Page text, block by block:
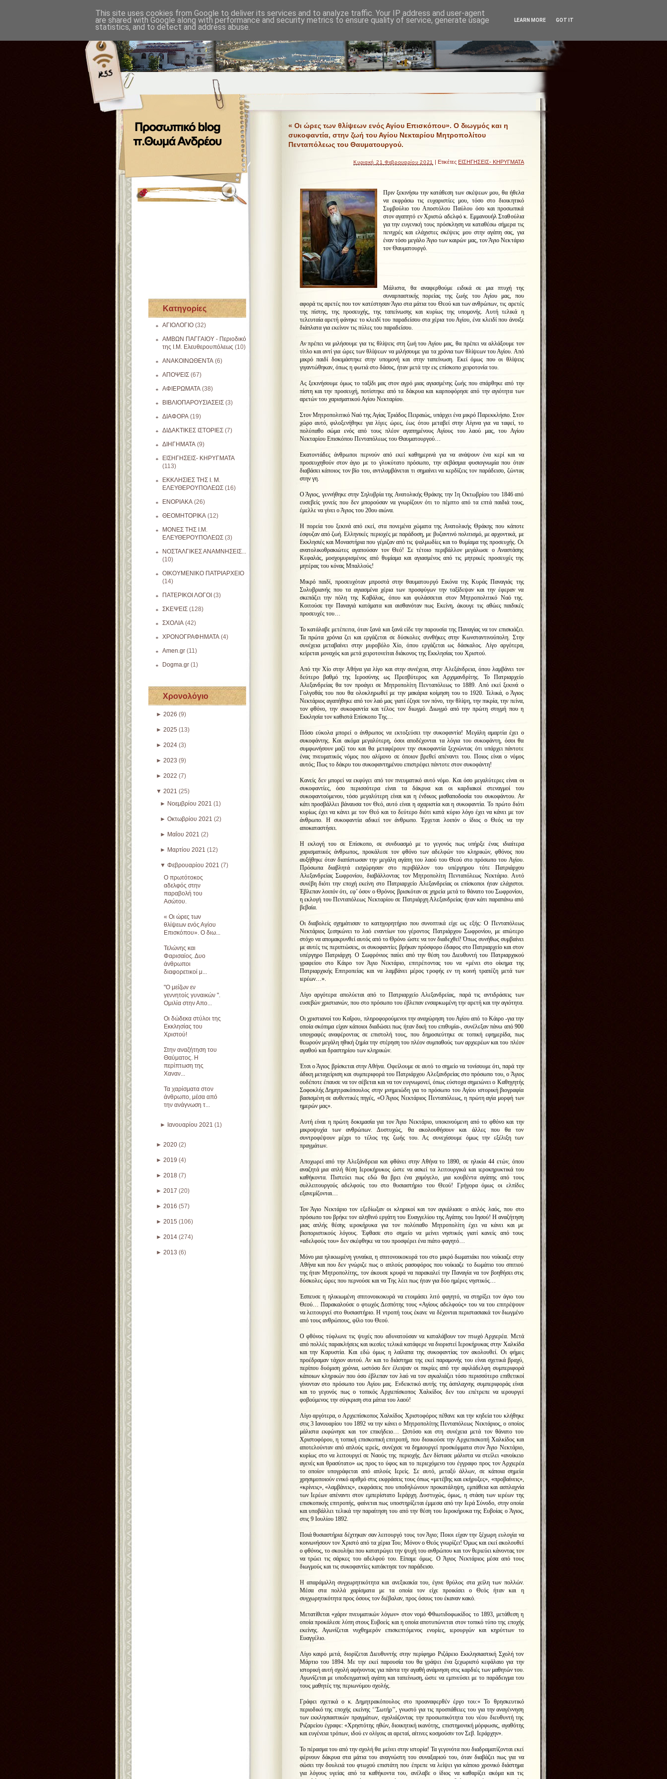
Κατηγορίες
ΑΓΙΟΛΟΓΙΟ (32)
ΑΜΒΩΝ ΠΑΓΓΑΙΟΥ - Περιοδικό
της Ι.Μ. Ελευθερουπόλεως (10)
ΑΝΑΚΟΙΝΩΘΕΝΤΑ (6)
ΑΠΟΨΕΙΣ (67)
ΑΦΙΕΡΩΜΑΤΑ (38)
ΒΙΒΛΙΟΠΑΡΟΥΣΙΑΣΕΙΣ (3)
ΔΙΑΦΟΡΑ (19)
ΔΙΔΑΚΤΙΚΕΣ ΙΣΤΟΡΙΕΣ (7)
ΔΙΗΓΗΜΑΤΑ (9)
ΕΙΣΗΓΗΣΕΙΣ- ΚΗΡΥΓΜΑΤΑ
(113)
ΕΚΚΛΗΣΙΕΣ ΤΗΣ Ι. Μ.
ΕΛΕΥΘΕΡΟΥΠΟΛΕΩΣ (16)
ΕΝΟΡΙΑΚΑ (26)
ΘΕΟΜΗΤΟΡΙΚΑ (12)
ΜΟΝΕΣ ΤΗΣ Ι.Μ.
ΕΛΕΥΘΕΡΟΥΠΟΛΕΩΣ (3)
ΝΟΣΤΑΛΓΙΚΕΣ ΑΝΑΜΝΗΣΕΙΣ...
(10)
ΟΙΚΟΥΜΕΝΙΚΟ ΠΑΤΡΙΑΡΧΕΙΟ
(14)
ΠΑΤΕΡΙΚΟΙ ΛΟΓΟΙ (3)
ΣΚΕΨΕΙΣ (128)
ΣΧΟΛΙΑ (42)
ΧΡΟΝΟΓΡΑΦΗΜΑΤΑ (4)
Amen.gr (11)
Dogma.gr (1)
Χρονολόγιο
► 2026 (9)
► 2025 (13)
► 2024 (3)
► 2023 (9)
► 2022 (7)
▼ 2021 (25)
► Νοεμβρίου 2021 (1)
► Οκτωβρίου 2021 (2)
► Μαΐου 2021 (2)
► Μαρτίου 2021 (12)
▼ Φεβρουαρίου 2021 (7)
Ο πρωτότοκος
αδελφός στην
παραβολή του
Ασώτου.
« Οι ώρες των
θλίψεων ενός Αγίου
Επισκόπου». Ο διω...
Τελώνης και
Φαρισαίος. Δυο
άνθρωποι
διαφορετικοί μ...
"Ο μείζων εν
γεννητοίς γυναικών ".
Ομιλία στην Απο...
Οι δώδεκα στύλοι της
Εκκλησίας του
Χριστού!
Στην αναζήτηση του
Θαύματος. Η
περίπτωση της
Χαναν...
Τα χαρίσματα στον
άνθρωπο, μέσα από
την ανάγνωση τ...
► Ιανουαρίου 2021 (1)
► 2020 (2)
► 2019 (4)
► 2018 (7)
► 2017 (20)
► 2016 (57)
► 2015 (106)
► 2014 (274)
► 2013 (6)
« Οι ώρες των θλίψεων ενός Αγίου Επισκόπου». Ο διωγμός και η
συκοφαντία, στην ζωή του Αγίου Νεκταρίου Μητροπολίτου
Πενταπόλεως του Θαυματουργού.
Κυριακή 21 Φεβρουαρίου 2021 | Ετικέτες ΕΙΣΗΓΗΣΕΙΣ- ΚΗΡΥΓΜΑΤΑ
Πριν ξεκινήσω την κατάθεση των σκέψεων μου, θα ήθελα
να εκφράσω τις ευχαριστίες μου, τόσο στο διοικητικό
Συμβούλιο του Αποστόλου Παύλου όσο και προσωπικά
στον αγαπητό εν Χριστώ αδελφό κ. Εμμανουήλ Σταθούλια
για την ευγενική τους πρόσκληση να καταθέσω σήμερα τις
πενιχρές και ελάχιστες σκέψεις μου στην αγάπη σας, για
έναν τόσο μεγάλο Άγιο των καιρών μας, τον Άγιο Νεκτάριο
τον Θαυματουργό.
Μάλιστα, θα αναφερθούμε ειδικά σε μια πτυχή της
συναρπαστικής πορείας της ζωής του Αγίου μας, που
αφορά τις αρετές που τον κατέστησαν Άγιο στα μάτια του Θεού και των ανθρώπων, τις αρετές
της πίστης, της προσευχής, της ταπείνωσης και κυρίως της υπομονής. Αυτή τελικά η
τελευταία αρετή φάνηκε το κλειδί του παραδείσου στα χέρια του Αγίου, ένα κλειδί που άνοιξε
διάπλατα για εκείνον τις πύλες του παραδείσου.
Αν πρέπει να μιλήσουμε για τις θλίψεις στη ζωή του Αγίου μας, θα πρέπει να αλλάξουμε τον
τίτλο και αντί για ώρες των θλίψεων να μιλήσουμε για τα χρόνια των θλίψεων του Αγίου. Από
μικρό παιδί δοκιμάστηκε στην υπομονή και στην ταπείνωση. Εκεί όμως που οι θλίψεις
γιγαντώθηκαν, όπως η φωτιά στο δάσος, ήταν μετά την εις επίσκοπο χειροτονία του.
Ας ξεκινήσουμε όμως το ταξίδι μας στον αγρό μιας αγιασμένης ζωής που σπάρθηκε από την
πίστη και την προσευχή, ποτίστηκε από τα δάκρυα και καρποφόρησε από την αγιότητα των
αρετών του χαρισματικού Αγίου Νεκταρίου.
Στον Μητροπολιτικό Ναό της Αγίας Τριάδος Πειραιώς, υπάρχει ένα μικρό Παρεκκλήσιο. Στον
χώρο αυτό, φιλοξενήθηκε για λίγες ώρες, έως ότου μεταβεί στην Αίγινα για να ταφεί, το
πολύπαθο σώμα ενός από τους πλέον αγαπημένους Αγίους του λαού μας, του Αγίου
Νεκταρίου Επισκόπου Πενταπόλεως του Θαυματουργού…
Εκατοντάδες άνθρωποι περνούν από εκεί καθημερινά για να ανάψουν ένα κερί και να
προσευχηθούν στον άγιο με το γλυκύτατο πρόσωπο, την σεβάσμια φυσιογνωμία που όταν
διαβάσει κάποιος τον βίο του, αντιλαμβάνεται τι σημαίνει να κερδίζεις τον παράδεισο, ζώντας
στην γη.
Ο Άγιος, γεννήθηκε στην Σηλυβρία της Ανατολικής Θράκης την 1η Οκτωβρίου του 1846 από
ευσεβείς γονείς που δεν μπορούσαν να γνωρίζουν ότι το πέμπτο από τα επτά παιδιά τους,
έμελλε να γίνει ο Άγιος του 20ου αιώνα.
Η πορεία του ξεκινά από εκεί, στα πονεμένα χώματα της Ανατολικής Θράκης που κάποτε
έσφυζαν από ζωή. Ελληνικές περιοχές με παράδοση, με βυζαντινό πολιτισμό, με αρχοντικά, με
Εκκλησιές και Μοναστήρια που γέμιζαν από τις ψαλμωδίες και το θυμίαμα της προσευχής. Οι
ανατολικοθρακιώτες αγαπούσαν τον Θεό! Σε τέτοιο περιβάλλον μεγάλωσε ο Αναστάσης
Κεφαλάς, μοσχομυρισμένος από θυμίαμα και αγιασμένος από τις μητρικές προσευχές της
μητέρας του κόνας Μπαλλούς!
Μικρό παιδί, προσευχόταν μπροστά στην θαυματουργό Εικόνα της Κυράς Παναγιάς της
Συλυβριανής που τα αγιασμένα χέρια των προσφύγων την ταξίδεψαν και την έφεραν να
σκεπάζει την πόλη της Καβάλας, όπου και φυλάσσεται στον Μητροπολιτικό Ναό της.
Κοιτούσε την Παναγιά κατάματα και αισθανόταν πως Εκείνη, άκουγε τις αθώες παιδικές
προσευχές του…
Το κατάλαβε μετέπειτα, όταν ξανά και ξανά είδε την παρουσία της Παναγίας να τον επισκιάζει.
Τα πρώτα χρόνια ζει και εργάζεται σε δύσκολες συνθήκες στην Κωνσταντινούπολη. Στην
συνέχεια μεταβαίνει στην μυροβόλο Χίο, όπου εργάζεται ως δάσκαλος. Λίγο αργότερα,
κείρεται μοναχός και μετά χειροτονείται διάκονος της Εκκλησίας του Χριστού.
Από την Χίο στην Αθήνα για λίγο και στην συνέχεια, στην Αλεξάνδρεια, όπου λαμβάνει τον
δεύτερο βαθμό της Ιεροσύνης ως Πρεσβύτερος και Αρχιμανδρίτης. Το Πατριαρχείο
Αλεξανδρείας θα τον προάγει σε Μητροπολίτη Πενταπόλεως το 1889. Από εκεί ξεκινά ο
Γολγοθάς του που θα ολοκληρωθεί με την μακάρια κοίμηση του το 1920. Τελικά, ο Άγιος
Νεκτάριος αγαπήθηκε από τον λαό μας γιατί έζησε τον πόνο, την θλίψη, την πικρία, την πείνα,
τον φθόνο, την συκοφαντία και τέλος τον διωγμό. Διωγμό από την πρώτη στιγμή που η
Εκκλησία τον καθιστά Επίσκοπο Της…
Πόσο εύκολα μπορεί ο άνθρωπος να εκτοξεύσει την συκοφαντία! Μεγάλη αμαρτία έχει ο
συκοφάντης. Και ακόμα μεγαλύτερη, όσοι αποδέχονται τα λόγια του συκοφάντη, όσοι θα
συμφωνήσουν μαζί του και θα μεταφέρουν την συκοφαντία ξεχνώντας ότι υπάρχει πάντοτε
ένας πνευματικός νόμος που αλίμονο σε όποιον βρεθεί απέναντι του. Ποιος είναι ο νόμος
αυτός; Πως το δάκρυ του συκοφαντημένου επιστρέφει πάντοτε στον συκοφάντη!
Κανείς δεν μπορεί να εκφύγει από τον πνευματικό αυτό νόμο. Και όσο μεγαλύτερες είναι οι
συκοφαντίες, όσο περισσότερα είναι τα δάκρυα και οι καρδιακοί στεναγμοί του
συκοφαντούμενου, τόσο μεγαλύτερη είναι και η ένδικος μισθαποδοσία του συκοφάντου. Αν
κάτι προσβάλλει βάναυσα τον Θεό, αυτό είναι η αχαριστία και η συκοφαντία. Το πρώτο διότι
κυρίως έχει να κάνει με τον Θεό και το δεύτερο διότι κατά κύριο λόγο έχει να κάνει με τον
άνθρωπο. Η συκοφαντία αδικεί τον άνθρωπο. Έρχεται λοιπόν ο ίδιος ο Θεός να την
αποκαταστήσει.
Η εκλογή του σε Επίσκοπο, σε συνδυασμό με το γεγονός πως υπήρξε ένας ιδιαίτερα
χαρισματικός άνθρωπος, προκάλεσε τον φθόνο των αδελφών του κληρικών, φθόνος που
αυξήθηκε όταν διαπίστωσαν την μεγάλη αγάπη του λαού του Θεού στο πρόσωπο του Αγίου.
Πρόσωπα διαβλητά εισχώρησαν στο περιβάλλον του υπέργηρου τότε Πατριάρχου
Αλεξανδρείας Σωφρονίου, διαβάλλοντας τον Μητροπολίτη Πενταπόλεως Νεκτάριο. Αυτό
συνέβη διότι την εποχή εκείνη στο Πατριαρχείο Αλεξανδρείας οι επίσκοποι ήταν ελάχιστοι.
Έβλεπαν λοιπόν ότι, εφ’ όσον ο Θρόνος βρισκόταν σε χηρεία μετά το θάνατο του Σωφρονίου,
η εκλογή του Πενταπόλεως Νεκταρίου σε Πατριάρχη Αλεξανδρείας ήταν κάτι παραπάνω από
βεβαία.
Οι διαβολείς σχημάτισαν το κατηγορητήριο που συνοπτικά είχε ως εξής: Ο Πενταπόλεως
Νεκτάριος ξεσηκώνει το λαό εναντίων του γέροντος Πατριάρχου Σωφρονίου, με απώτερο
στόχο να απομακρυνθεί αυτός από το Θρόνο ώστε να τον διαδεχθεί! Όπως συνήθως συμβαίνει
με αυτές τις περιπτώσεις, οι συκοφαντίες βρήκαν πρόσφορο έδαφος στο Πατριαρχείο και στον
υπέργηρο Πατριάρχη. Ο Σωφρόνιος παύει από την θέση του Διευθυντή του Πατριαρχικού
γραφείου στο Κάιρο τον Άγιο Νεκτάριο, επιτρέποντας του να «μένει στο οίκημα της
Πατριαρχικής Επιτροπείας και να λαμβάνει μέρος τροφής εν τη κοινή τραπέζη μετά των
ιερέων…».
Λίγο αργότερα απολύεται από το Πατριαρχείο Αλεξανδρείας, παρά τις αντιδράσεις των
ευσεβών χριστιανών, που στο πρόσωπο του έβλεπαν ενσαρκωμένη την αρετή και την αγιότητα.
Οι χριστιανοί του Καΐρου, πληροφορούμενοι την αναχώρηση του Αγίου από το Κάιρο -για την
οποία σκόπιμα είχαν κάποιοι διαδώσει πως ήταν δική του επιθυμία-, συνέλεξαν πάνω από 900
υπογραφές αναφέροντας σε επιστολή τους, που δημοσιεύτηκε σε τοπική εφημερίδα, πως
θεωρούν μεγάλη ηθική ζημία την στέρηση του πλέον συμπαθούς των αρχιερέων και του πλέον
αγαθού και δραστηρίου των κληρικών.
Έτσι ο Άγιος βρίσκεται στην Αθήνα. Οφείλουμε σε αυτό το σημείο να τονίσουμε ότι, παρά την
άδικη μεταχείριση και συμπεριφορά του Πατριάρχου Αλεξανδρείας στο πρόσωπο του, ο Άγιος
ουδέποτε έπαυσε να τον σέβεται και να τον ευγνωμονεί, όπως εύστοχα σημειώνει ο Καθηγητής
Σοφοκλής Δημητρακόπουλος στην μνημειώδη για το πρόσωπο του Αγίου ιστορική βιογραφία
βασισμένη σε αυθεντικές πηγές, «Ο Άγιος Νεκτάριος Πενταπόλεως, η πρώτη αγία μορφή των
ημερών μας».
Αυτή είναι η πρώτη δοκιμασία για τον Άγιο Νεκτάριο, υποκινούμενη από το φθόνο και την
μικροψυχία των ανθρώπων. Δυστυχώς, θα ακολουθήσουν και άλλες που θα τον
συντροφέψουν μέχρι το τέλος της ζωής του. Ας συνεχίσουμε όμως την εξέλιξη των
πραγμάτων.
Αποχωρεί από την Αλεξάνδρεια και φθάνει στην Αθήνα το 1890, σε ηλικία 44 ετών, όπου
αναζητά μια απλή θέση Ιεροκήρυκος ώστε να ασκεί τα λειτουργικά και ιεροκηρυκτικά του
καθήκοντα. Πιστεύει πως εδώ θα βρει ένα χαμόγελο, μια κουβέντα αγάπης από τους
συλλειτουργούς αδελφούς του στο θυσιαστήριο του Θεού! Γρήγορα όμως οι ελπίδες
εξανεμίζονται…
Τον Άγιο Νεκτάριο τον εξεδίωξαν οι κληρικοί και τον αγκάλιασε ο απλός λαός, που στο
πρόσωπο του βρήκε τον αληθινό εργάτη του Ευαγγελίου της Αγάπης του Ιησού! Η αναζήτηση
μιας απλής θέσης ιεροκήρυκα για τον πολύπαθο Μητροπολίτη έχει να κάνει και με
βιοποριστικούς λόγους. Έφθασε στο σημείο να μείνει νηστικός γιατί κανείς από τους
«αδελφούς του» δεν σκέφθηκε να του προσφέρει ένα πιάτο φαγητό…
Μόνο μια ηλικιωμένη γυναίκα, η σπιτονοικοκυρά του στο μικρό δωματιάκι που νοίκιαζε στην
Αθήνα και που δεν γνώριζε πως ο απλούς ρασοφόρος που νοίκιαζε το δωμάτιο του σπιτιού
της ήταν Μητροπολίτης, τον άκουσε κρυφά να παρακαλεί την Παναγία να τον βοηθήσει στις
δύσκολες ώρες που περνούσε και να Της λέει πως ήταν για δύο ημέρες νηστικός…
Έσπευσε η ηλικιωμένη σπιτονοικοκυρά να ετοιμάσει λιτό φαγητό, να στηρίξει τον άγιο του
Θεού… Παρακαλούσε ο φτωχός Δεσπότης τους «Αγίους αδελφούς» του να του επιτρέψουν
να λειτουργεί στο θυσιαστήριο. Η ντροπή τους έκανε να δέχονται περιστασιακά τον διωγμένο
από τους ανθρώπους, φίλο του Θεού.
Ο φθόνος τύφλωνε τις ψυχές που αδυνατούσαν να καταλάβουν τον πτωχό Αρχιερέα. Μετά
από πολλές παρακλήσεις και ικεσίες τελικά κατάφερε να διοριστεί Ιεροκήρυκας στην Χαλκίδα
και την Καρυστία. Και εδώ όμως η λαίλαπα της συκοφαντίας τον ακολουθεί. Οι φήμες
προέδραμαν τάχιον αυτού. Αν και το διάστημα της εκεί παραμονής του είναι σχετικά βραχύ,
περίπου δυόμιση χρόνια, ωστόσο δεν έλειψαν οι πικρίες από την αφιλάδελφη συμπεριφορά
κάποιων κληρικών που όσο έβλεπαν τον λαό να τον αγκαλιάζει τόσο περισσότερο επιθετικοί
γίνονταν στο πρόσωπο του Αγίου μας. Ενδεικτικό αυτής της άσπλαχνης συμπεριφοράς είναι
και το γεγονός πως ο τοπικός Αρχιεπίσκοπος Χαλκίδος δεν του επέτρεπε να ιερουργεί
φοβούμενος την σύγκριση στα μάτια του λαού!
Λίγο αργότερα, ο Αρχιεπίσκοπος Χαλκίδος Χριστοφόρος πέθανε και την κηδεία του κλήθηκε
στις 3 Ιανουαρίου του 1892 να την κάνει ο Μητροπολίτης Πενταπόλεως Νεκτάριος, ο οποίος
μάλιστα εκφώνησε και τον επικήδειο… Ωστόσο και στη συνέχεια μετά τον θάνατο του
Χριστοφόρου, η τοπική επισκοπική επιτροπή, που διοικούσε την Αρχιεπισκοπή Χαλκίδος και
αποτελούνταν από απλούς ιερείς, συνέχισε να δημιουργεί προσκόμματα στον Άγιο Νεκτάριο,
κυρίως στο να λειτουργεί σε Ναούς της περιοχής. Δεν δίστασε μάλιστα να στείλει «ανοίκειο
αγενές και θρασύτατο» ως προς το ύφος και το περιεχόμενο του έγγραφο προς τον Αρχιερέα
το οποίον υπογράφεται από απλούς Ιερείς. Σε αυτό, μεταξύ άλλων, σε κάποια σημεία
χρησιμοποιούν ενικό αριθμό στις εκφράσεις τους όπως «μετέβης και εκήρυξες», «προβαίνεις»,
«κρίνεις», «λαμβάνεις», εκφράσεις που υποδηλώνουν προκατάληψη, εμπάθεια και ασπλαχνία
των Ιερέων απέναντι στον εμπερίστατο Ιεράρχη. Δυστυχώς, όμως, η στάση των ιερέων της
επισκοπικής επιτροπής, φαίνεται πως υποστηρίζεται έμμεσα από την Ιερά Σύνοδο, στην οποία
και υποβάλλει τελικά την παραίτηση του από την θέση του Ιεροκήρυκα της Ευβοίας ο Άγιος,
στις 9 Ιουλίου 1892.
Ποιά θυσιαστήρια δέχτηκαν σαν λειτουργό τους τον Άγιο; Ποιοι είχαν την ξέχωρη ευλογία να
κοινωνήσουν τον Χριστό από τα χέρια Του; Μόνον ο Θεός γνωρίζει! Όμως και εκεί ακολουθεί
ο φθόνος, το σκουλήκι που κατατρώγει την ψυχή του ανθρώπου και τον θεριεύει κάνοντας τον
να τρώει τις σάρκες του αδελφού του. Είπαμε όμως. Ο Άγιος Νεκτάριος μέσα από τους
διωγμούς και τις συκοφαντίες κατάκτησε τον παράδεισο.
Η απαράμιλλη συγχωρητικότητα και ανεξικακία του, έγινε θρύλος στα χείλη των πολλών.
Μέσα στα πολλά χαρίσματα με τα οποία τον είχε προικίσει ο Θεός ήταν και η
συγχωρητικότητα προς όσους τον διέβαλαν, προς όσους του έκαναν κακό.
Μετατίθεται «χάριν πνευματικών λόγων» στον νομό Φθιωτιδοφωκίδος το 1893, μετάθεση η
οποία προκάλεσε λύπη στους Ευβοείς και η οποία αποτυπώνεται στον τοπικό τύπο της εποχής
εκείνης. Αγωνίζεται νυχθημερόν επισκεπτόμενος ενορίες, ιερουργών και κηρύττων το
Ευαγγέλιο.
Λίγο καιρό μετά, διορίζεται Διευθυντής στην περίφημο Ριζάρειο Εκκλησιαστική Σχολή τον
Μάρτιο του 1894. Με την εκεί παρουσία του θα γράψει ένα ξεχωριστό κεφάλαιο για την
ιστορική αυτή σχολή αφήνοντας για πάντα την αγαθή ανάμνηση στις καρδιές των μαθητών του.
Αγωνίζεται με υποδειγματική αγάπη και ταπείνωση, ώστε να εμπνεύσει με το παράδειγμα του
τους μαθητές της περιωνύμου σχολής.
Γράφει σχετικά ο κ. Δημητρακόπουλος στο προαναφερθέν έργο του:« Το θρησκευτικό
περιοδικό της εποχής εκείνης ‘’Σωτήρ’’, γνωστό για τις προσπάθειες του για την αναγέννηση
των εκκλησιαστικών πραγμάτων, σχολιάζοντας την προσωπικότητα του νέου διευθυντή της
Ριζαρείου έγραφε: «Χρηστότης ηθών, διοικητική ικανότης, επιστημονική μόρφωσις, αγαθότης
και ευγένεια τρόπων, ιδού εν ολίγοις αι αρεταί, αίτινες κοσμούσιν τον Σεβ. Ιεράρχην».
Το πέρασμα του από την σχολή θα μείνει στην ιστορία! Τα γεγονότα που διαδραματίζονται εκεί
φέρνουν δάκρυα στα μάτια του αναγνώστη του συναξαριού του, όταν διαβάζει πως για να
σώσει την δουλειά του φτωχού επιστάτη που έπρεπε να λείψει για κάποιο χρονικό διάστημα
για λόγους υγείας από τα καθήκοντα του, ανέλαβε ο ίδιος να καθαρίζει ακόμα και τις
This site uses cookies from Google to deliver its services and to analyze traffic. Your IP address and user-agent
are shared with Google along with performance and security metrics to ensure quality of service, generate usage
statistics, and to detect and address abuse.
LEARN MORE GOT IT